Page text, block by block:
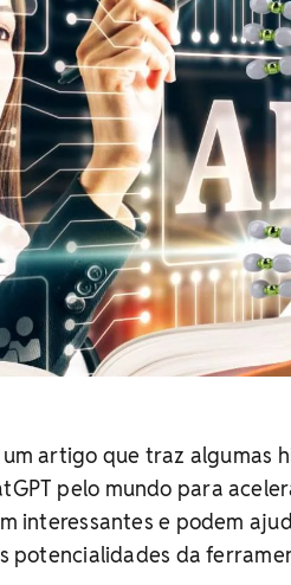
artigo que traz algumas
pelo mundo para
interessantes e podem
potencialidades da